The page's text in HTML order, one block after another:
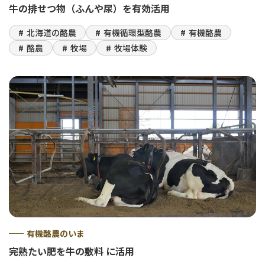
牛の排せつ物（ふんや尿）を有効活用
北海道の酪農 有機循環型酪農
有機酪農
酪農
牧場 牧場体験
有機酪農のいま
完熟たい肥を牛の敷料 に活用